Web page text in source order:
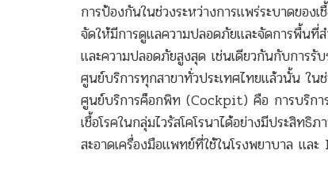
การป้องกันในช่วงระหว่างการแพร่ระบาดขอ
จัดให้มีการดูแลความปลอดภัยและจัดการพื้น
และความปลอดภัยสูงสุด เช่นเดียวกันกับการรั
ศูนย์บริการทุกสาขาทั่วประเทศไทยแล้วนั้น ใน
ศูนย์บริการค็อกพิท (Cockpit) คือ การบริการ
เชื้อโรคในกลุ่มไวรัสโคโรนาได้อย่างมีประสิ
สะอาดเครื่องมือแพทย์ที่ใช้ในโรงพยาบาล แ